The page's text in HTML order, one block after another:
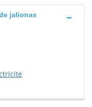
jalionas